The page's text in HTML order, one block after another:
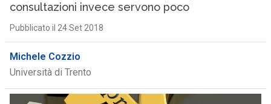
consultazioni invece servono poco
Pubblicato il 24 Set 2018
Michele Cozzio
Università di Trento